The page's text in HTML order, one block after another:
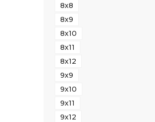
8х8
8х9
8х10
8х11
8х12
9х9
9х10
9х11
9х12